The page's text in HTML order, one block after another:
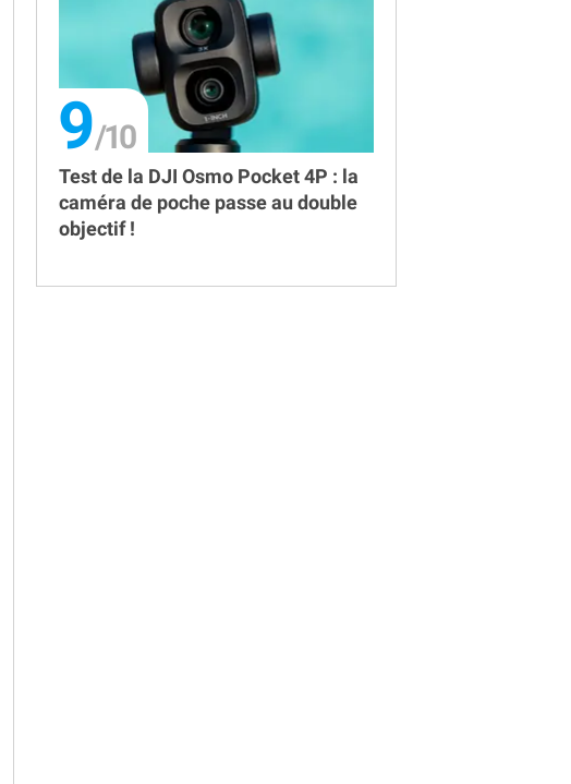
9
Test de la DJI Osmo Pocket 4P : la
caméra de poche passe au double
objectif !